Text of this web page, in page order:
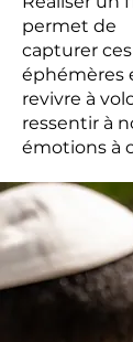
permet de
capturer
éphémères
revivre à
ressentir à
émotions à